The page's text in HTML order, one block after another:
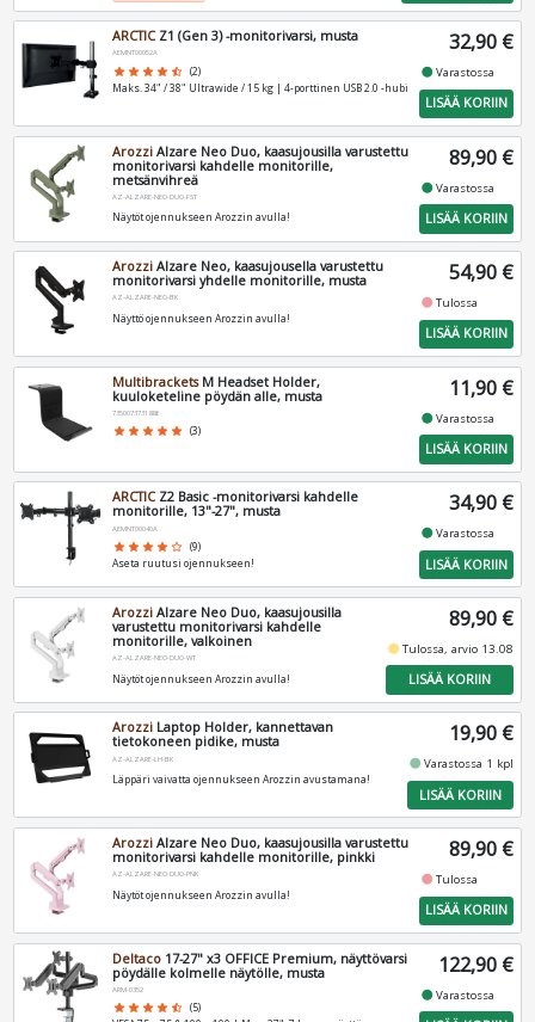
ARCTICZ1 (Gen 3) -monitorivarsi, musta
AEMNT00052A
star star star star star_half (2)
Maks. 34" / 38" Ultrawide / 15 kg | 4-porttinen USB 2.0 -hubi
32,90 €
fiber_manual_recordVarastossa
LISÄÄ KORIIN
Arozzi Alzare Neo Duo, kaasujousilla varustettu
monitorivarsi kahdelle monitorille,
metsänvihreä
AZ-ALZARE-NEO-DUO-FST
Näytöt ojennukseen Arozzin avulla!
89,90 €
fiber_manual_recordVarastossa
LISÄÄ KORIIN
Arozzi Alzare Neo, kaasujousella varustettu
monitorivarsi yhdelle monitorille, musta
AZ-ALZARE-NEO-BK
Näyttö ojennukseen Arozzin avulla!
54,90 €
fiber_manual_recordTulossa
LISÄÄ KORIIN
MultibracketsM Headset Holder,
kuuloketeline pöydän alle, musta
7350073731886
star star star star star (3)
11,90 €
fiber_manual_recordVarastossa
LISÄÄ KORIIN
ARCTICZ2 Basic -monitorivarsi kahdelle
monitorille, 13"-27", musta
AEMNT00040A
star star star star star_border (9)
Aseta ruutusi ojennukseen!
34,90 €
fiber_manual_recordVarastossa
LISÄÄ KORIIN
Arozzi Alzare Neo Duo, kaasujousilla
varustettu monitorivarsi kahdelle
monitorille, valkoinen
AZ-ALZARE-NEO-DUO-WT
Näytöt ojennukseen Arozzin avulla!
89,90 €
fiber_manual_recordTulossa, arvio 13.08
LISÄÄ KORIIN
Arozzi Laptop Holder, kannettavan
tietokoneen pidike, musta
AZ-ALZARE-LH-BK
Läppäri vaivatta ojennukseen Arozzin avustamana!
19,90 €
fiber_manual_recordVarastossa 1 kpl
LISÄÄ KORIIN
Arozzi Alzare Neo Duo, kaasujousilla varustettu
monitorivarsi kahdelle monitorille, pinkki
AZ-ALZARE-NEO-DUO-PNK
Näytöt ojennukseen Arozzin avulla!
89,90 €
fiber_manual_recordTulossa
LISÄÄ KORIIN
Deltaco 17-27" x3 OFFICE Premium, näyttövarsi
pöydälle kolmelle näytölle, musta
ARM-0352
star star star star star_half (5)
122,90 €
fiber_manual_recordVarastossa